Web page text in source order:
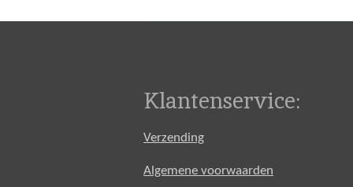
Klantenservice:
Verzending
Algemene voorwaarden